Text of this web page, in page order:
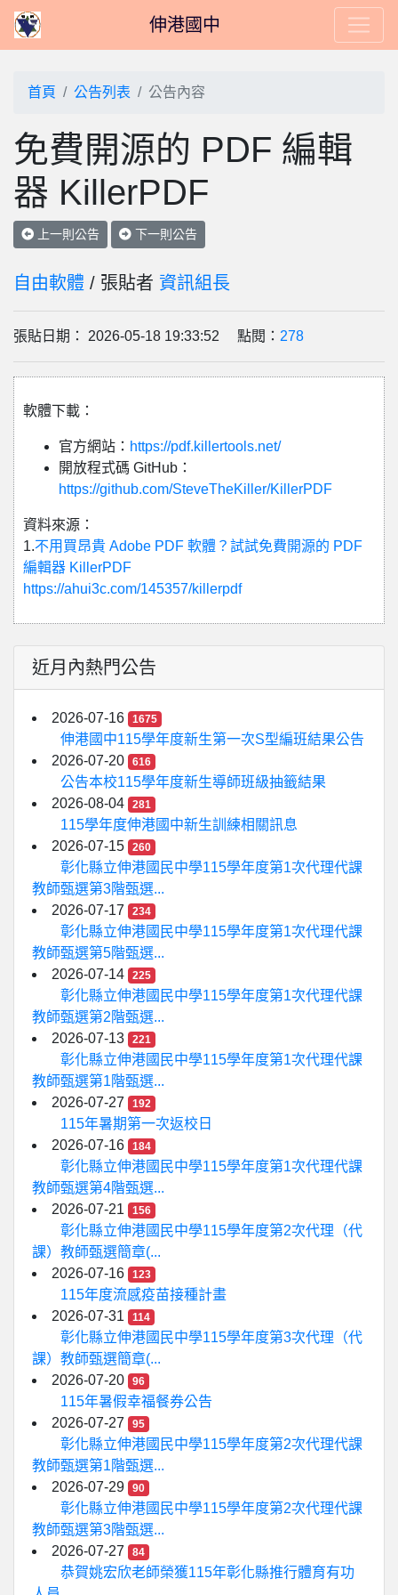
伸港國中
首頁 公告列表 公告內容
免費開源的 PDF 編輯
器 KillerPDF
上一則公告 下一則公告
自由軟體 / 張貼者 資訊組長
張貼日期： 2026-05-18 19:33:52 點閱： 278
軟體下載：
官方網站： https://pdf.killertools.net/
開放程式碼 GitHub：
https://github.com/SteveTheKiller/KillerPDF
資料來源：
1.不用買昂貴 Adobe PDF 軟體？試試免費開源的 PDF
編輯器 KillerPDF
https://ahui3c.com/145357/killerpdf
近月內熱門公告
2026-07-16 1675
伸港國中115學年度新生第一次S型編班結果公告
2026-07-20
616
公告本校115學年度新生導師班級抽籤結果
2026-08-04
281
115學年度伸港國中新生訓練相關訊息
2026-07-15
260
彰化縣立伸港國民中學115學年度第1次代理代課
教師甄選第3階甄選...
2026-07-17
234
彰化縣立伸港國民中學115學年度第1次代理代課
教師甄選第5階甄選...
2026-07-14
225
彰化縣立伸港國民中學115學年度第1次代理代課
教師甄選第2階甄選...
2026-07-13
221
彰化縣立伸港國民中學115學年度第1次代理代課
教師甄選第1階甄選...
2026-07-27
192
115年暑期第一次返校日
2026-07-16
184
彰化縣立伸港國民中學115學年度第1次代理代課
教師甄選第4階甄選...
2026-07-21
156
彰化縣立伸港國民中學115學年度第2次代理（代
課）教師甄選簡章(...
2026-07-16
123
115年度流感疫苗接種計畫
2026-07-31
114
彰化縣立伸港國民中學115學年度第3次代理（代
課）教師甄選簡章(...
2026-07-20
96
115年暑假幸福餐券公告
2026-07-27
95
彰化縣立伸港國民中學115學年度第2次代理代課
教師甄選第1階甄選...
2026-07-29
90
彰化縣立伸港國民中學115學年度第2次代理代課
教師甄選第3階甄選...
2026-07-27
84
恭賀姚宏欣老師榮獲115年彰化縣推行體育有功